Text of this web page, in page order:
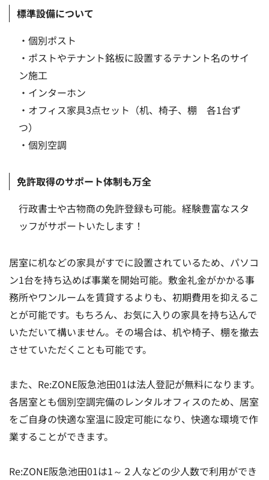
標準設備について
・個別ポスト
・ポストやテナント銘板に設置するテナント名のサイ
ン施工
・インターホン
・オフィス家具3点セット（机、椅子、棚 各1台ず
つ）
・個別空調
免許取得のサポート体制も万全
行政書士や古物商の免許登録も可能。経験豊富なスタ
ッフがサポートいたします！
居室に机などの家具がすでに設置されているため、パソコ
ン1台を持ち込めば事業を開始可能。敷金礼金がかかる事
務所やワンルームを賃貸するよりも、初期費用を抑えるこ
とが可能です。もちろん、お気に入りの家具を持ち込んで
いただいて構いません。その場合は、机や椅子、棚を撤去
させていただくことも可能です。
また、Re:ZONE阪急池田01は法人登記が無料になります。
各居室とも個別空調完備のレンタルオフィスのため、居室
をご自身の快適な室温に設定可能になり、快適な環境で作
業することができます。
Re:ZONE阪急池田01は1～２人などの少人数で利用ができ